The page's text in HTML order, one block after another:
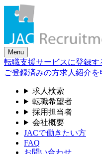
Menu
転職支援サービスに登録す
ご登録済みの方求人紹介を
求人検索
転職希望者
採用担当者
会社概要
JACで働きたい方
FAQ
お問い合わせ